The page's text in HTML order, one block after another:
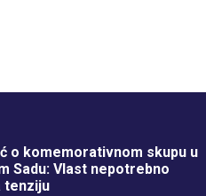
o komemorativnom skupu u
Sadu: Vlast nepotrebno
tenziju